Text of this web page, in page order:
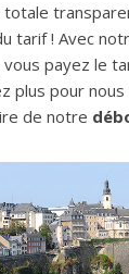
tarif ! Avec
payez le
plus pour
de notre